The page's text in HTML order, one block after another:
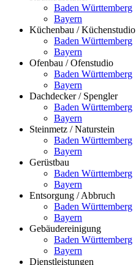
Baden Württemberg
Bayern
Küchenbau / Küchenstudio
Baden Württemberg
Bayern
Ofenbau / Ofenstudio
Baden Württemberg
Bayern
Dachdecker / Spengler
Baden Württemberg
Bayern
Steinmetz / Naturstein
Baden Württemberg
Bayern
Gerüstbau
Baden Württemberg
Bayern
Entsorgung / Abbruch
Baden Württemberg
Bayern
Gebäudereinigung
Baden Württemberg
Bayern
Dienstleistungen